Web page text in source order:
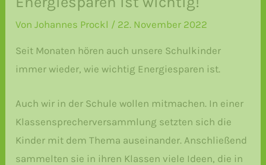
VonJohannes Prockl / 22. November 2022
Seit Monaten hören auch unsere Schulkinder
immer wieder, wie wichtig Energiesparen ist.
Auch wir in der Schule wollen mitmachen. In einer
Klassensprecherversammlung setzten sich die
Kinder mit dem Thema auseinander. Anschließend
sammelten sie in ihren Klassen viele Ideen, die in